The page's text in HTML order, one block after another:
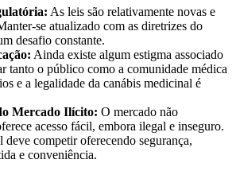
As leis são relativamente novas e
se atualizado com as diretrizes do
desafio constante.
Ainda existe algum estigma associado
tanto o público como a comunidade médica
e a legalidade da canábis medicinal é
Mercado Ilícito: O mercado não
acesso fácil, embora ilegal e inseguro.
competir oferecendo segurança,
e conveniência.